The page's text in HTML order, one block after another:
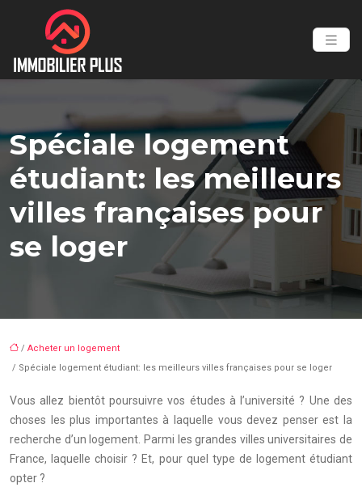
Spéciale logement
étudiant: les meilleurs
villes françaises pour
se loger
/ Acheter un logement
/ Spéciale logement étudiant: les meilleurs villes françaises pour se loger
Vous allez bientôt poursuivre vos études à l’université ? Une des
choses les plus importantes à laquelle vous devez penser est la
recherche d’un logement. Parmi les grandes villes universitaires de
France, laquelle choisir ? Et, pour quel type de logement étudiant
opter ?